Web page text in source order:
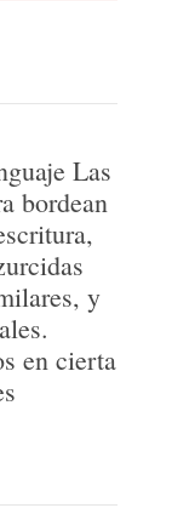
Las
bordean
y
en cierta